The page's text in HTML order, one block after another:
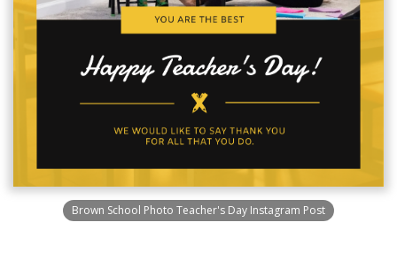
Brown School Photo Teacher's Day Instagram Post